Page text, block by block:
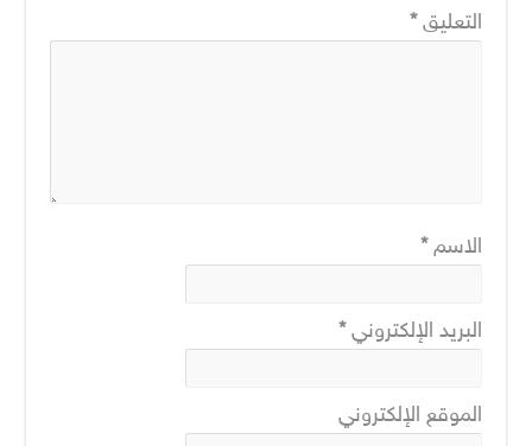
التعليق*
الاسم*
البريد الإلكتروني*
الموقع الإلكتروني